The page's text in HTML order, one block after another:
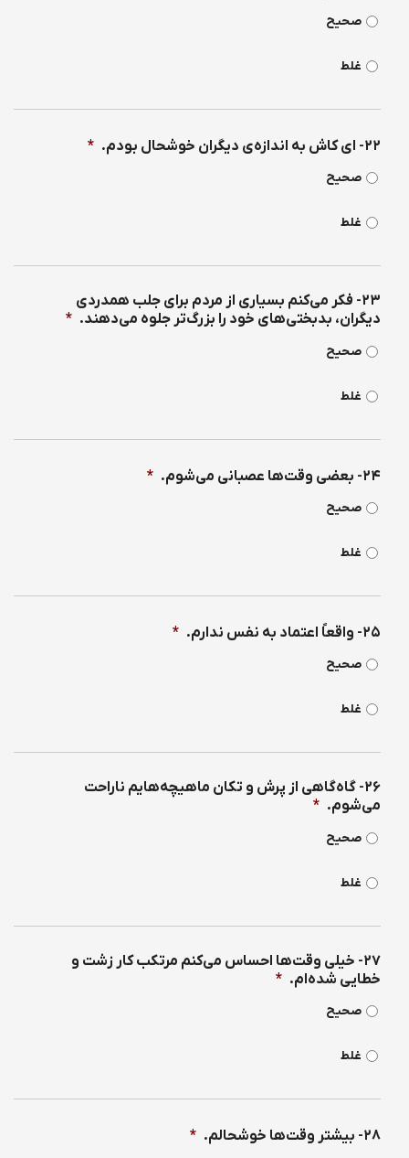
صحیح
غلط
۲۲- ای كاش به اندازه‌ی ديگران خوشحال بودم. *
صحیح
غلط
۲۳- فكر می‌كنم بسیاری از مردم برای جلب همدردی
دیگران، بدبختی‌های خود را بزرگ‌تر جلوه می‌دهند. *
صحیح
غلط
۲۴- بعضی وقت‌ها عصبانی می‌شوم. *
صحیح
غلط
۲۵- واقعاً اعتماد به نفس ندارم. *
صحیح
غلط
۲۶- گاه‌گاهی از پرش و تكان ماهیچه‌‌هایم ناراحت
می‌شوم. *
صحیح
غلط
۲۷- خیلی وقت‌ها احساس می‌كنم مرتكب كار زشت و
خطایی شده‌ام. *
صحیح
غلط
۲۸- بیشتر وقت‌ها خوشحالم. *